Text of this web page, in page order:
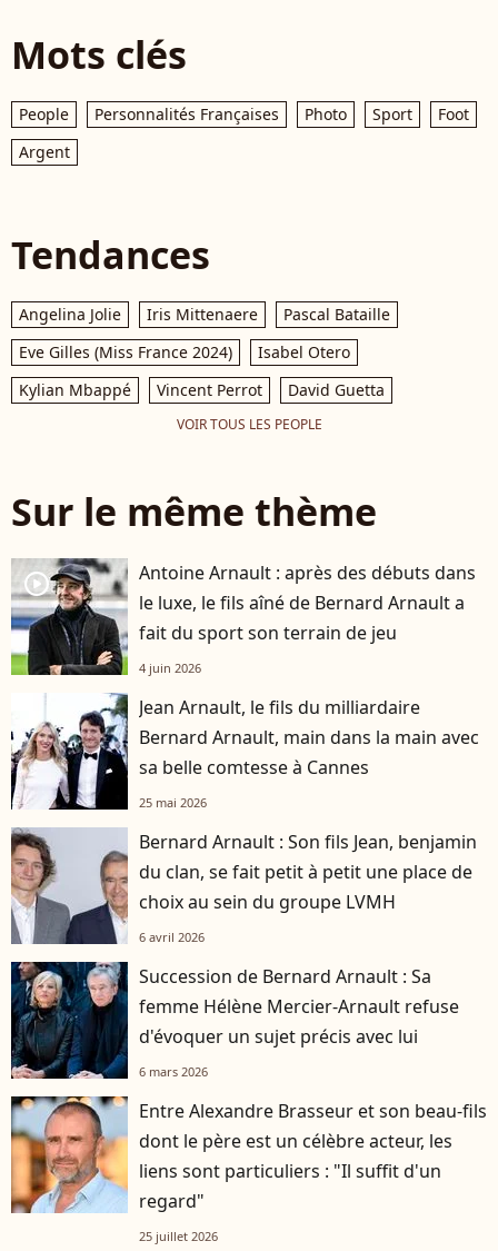
Mots clés
People Personnalités Françaises Photo Sport
Foot
Argent
Tendances
Angelina Jolie Iris Mittenaere
Pascal Bataille
Eve Gilles (Miss France 2024)
Isabel Otero
Kylian Mbappé
Vincent Perrot David Guetta
VOIR TOUS LES PEOPLE
Sur le même thème
player2
Antoine Arnault : après des débuts dans
le luxe, le fils aîné de Bernard Arnault a
fait du sport son terrain de jeu
4 juin 2026
Jean Arnault, le fils du milliardaire
Bernard Arnault, main dans la main avec
sa belle comtesse à Cannes
25 mai 2026
Bernard Arnault : Son fils Jean, benjamin
du clan, se fait petit à petit une place de
choix au sein du groupe LVMH
6 avril 2026
Succession de Bernard Arnault : Sa
femme Hélène Mercier-Arnault refuse
d'évoquer un sujet précis avec lui
6 mars 2026
Entre Alexandre Brasseur et son beau-fils
dont le père est un célèbre acteur, les
liens sont particuliers : "Il suffit d'un
regard"
25 juillet 2026